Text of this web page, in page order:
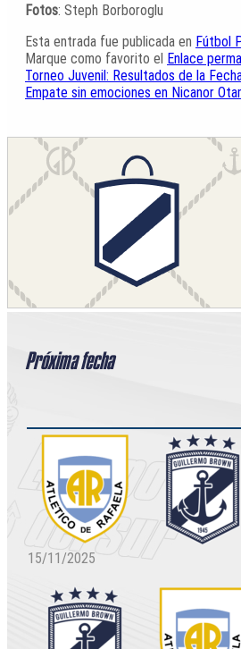
Fotos: Steph Borboroglu
Esta entrada fue publicada en Fútbol
Marque como favorito el Enlace
Torneo Juvenil: Resultados de la
Empate sin emociones en Nicanor
Próxima fecha
15/11/2025